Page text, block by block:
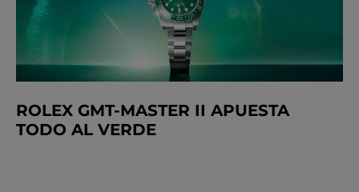
ROLEX GMT-MASTER II APUESTA
TODO AL VERDE